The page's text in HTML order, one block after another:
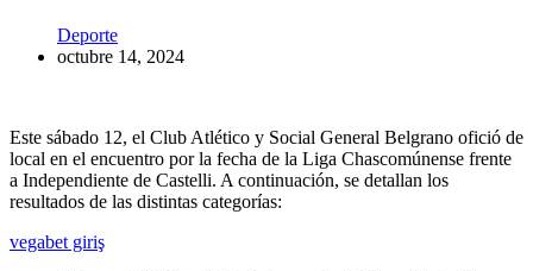
Deporte
octubre 14, 2024
Este sábado 12, el Club Atlético y Social General Belgrano ofició de
local en el encuentro por la fecha de la Liga Chascomúnense frente
a Independiente de Castelli. A continuación, se detallan los
resultados de las distintas categorías:
vegabet giriş